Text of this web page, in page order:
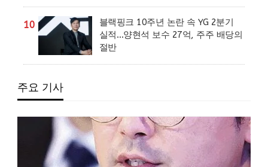
10
블랙핑크 10주년 논란 속 YG 2분기
실적…양현석 보수 27억, 주주 배당의
절반
주요 기사